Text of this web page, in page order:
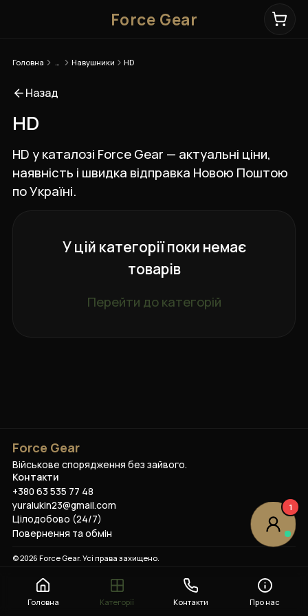
Force Gear
Головна Навушники HD
Назад
HD
HD у каталозі Force Gear — актуальні ціни,
наявність і швидка відправка Новою Поштою
по Україні.
У цій категорії поки немає
товарів
Перейти до категорій
Force Gear
Військове спорядження без зайвого.
Контакти
+380 63 535 77 48
yuralukin23@gmail.com
Цілодобово (24/7)
Повернення та обмін
©2026 Force Gear. Усі права захищено.
Головна Категорії Контакти Про нас
1